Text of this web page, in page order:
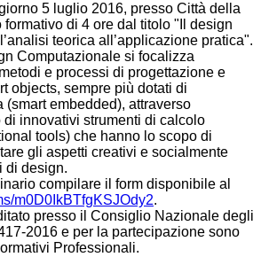
5 luglio 2016, presso Città della
di 4 ore dal titolo "Il design
teorica all’applicazione pratica".
Computazionale si focalizza
e processi di progettazione e
objects, sempre più dotati di
(smart embedded), attraverso
di innovativi strumenti di calcolo
tools) che hanno lo scopo di
gli aspetti creativi e socialmente
di design.
compilare il form disponibile al
m0D0IkBTfgKSJOdy2.
presso il Consiglio Nazionale degli
2016 e per la partecipazione sono
Professionali.